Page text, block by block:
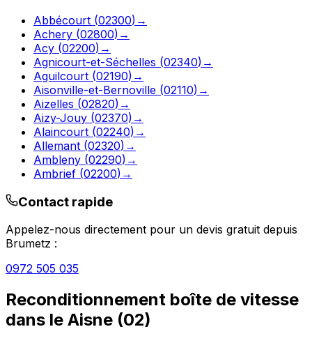
Abbécourt (02300) →
Achery (02800) →
Acy (02200) →
Agnicourt-et-Séchelles (02340) →
Aguilcourt (02190) →
Aisonville-et-Bernoville (02110) →
Aizelles (02820) →
Aizy-Jouy (02370) →
Alaincourt (02240) →
Allemant (02320) →
Ambleny (02290) →
Ambrief (02200) →
Contact rapide
Appelez-nous directement pour un devis gratuit depuis
Brumetz :
0972 505 035
Reconditionnement boîte de vitesse
dans le Aisne (02)